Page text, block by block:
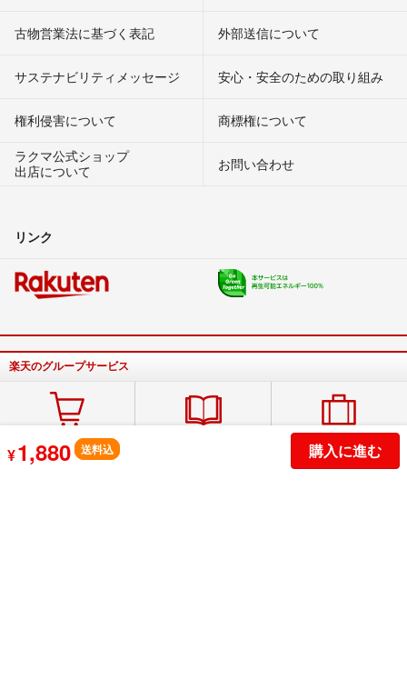
¥1,880 送料込 購入に進む
古物営業法に基づく表記 外部送信について
サステナビリティメッセージ 安心・安全のための取り組み
権利侵害について
商標権について
ラクマ公式ショップ
出店について
お問い合わせ
リンク
楽天のグループサービス
楽天市場
商品数は1億点以上
楽天トラベル
簡単宿泊予約！